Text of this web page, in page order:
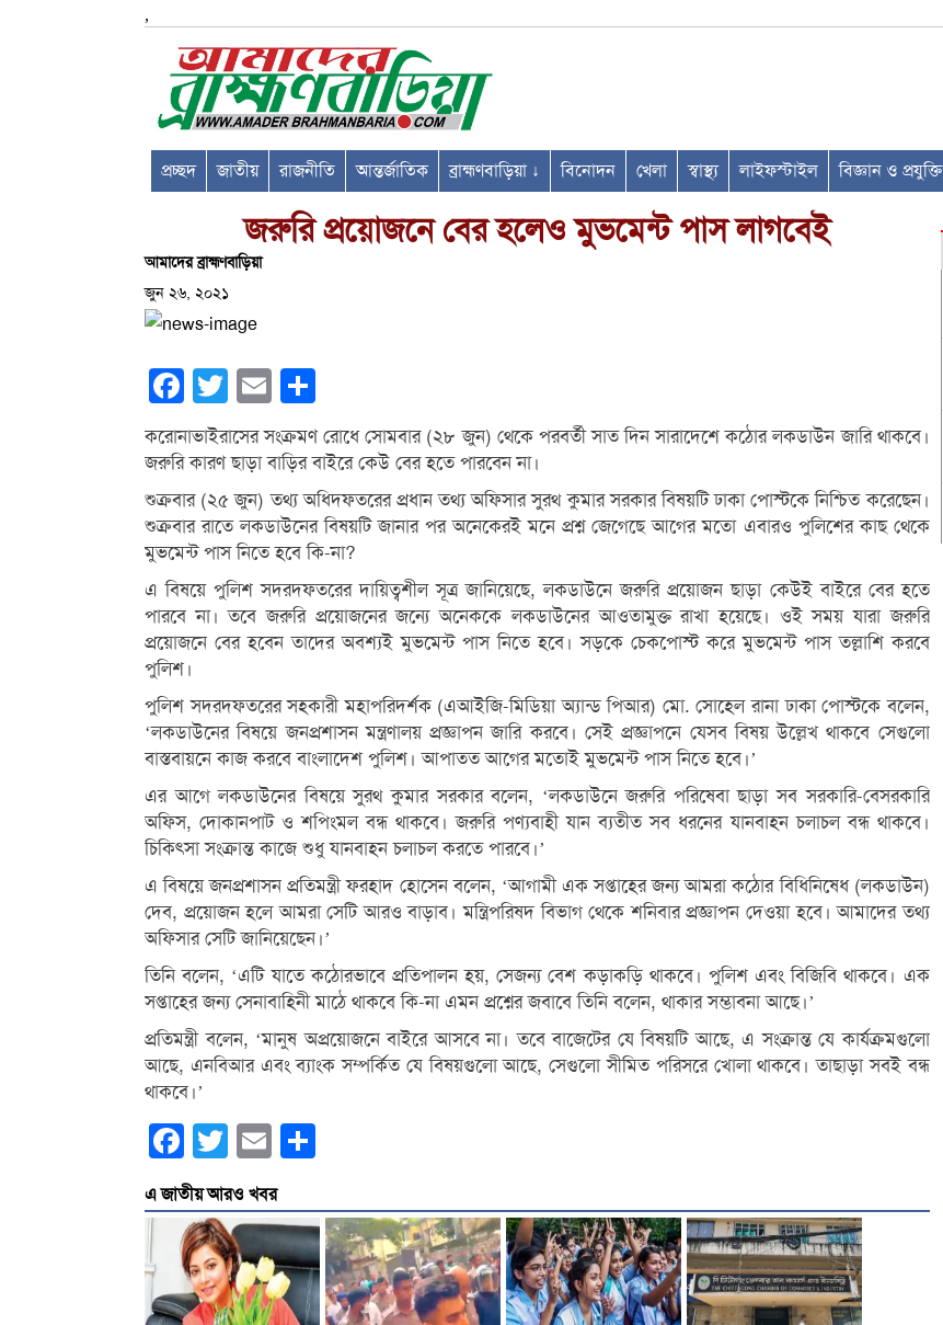
,
প্রচ্ছদ জাতীয় রাজনীতি আন্তর্জাতিক ব্রাহ্মণবাড়িয়া ↓ বিনোদন খেলা স্বাস্থ্য লাইফস্টাইল বিজ্ঞান ও প্রযুক্তি
জরুরি প্রয়োজনে বের হলেও মুভমেন্ট পাস লাগবেই
আমাদের ব্রাহ্মণবাড়িয়া
জুন ২৬, ২০২১
Facebook
Twitter Email
করোনাভাইরাসের সংক্রমণ রোধে সোমবার (২৮ জুন) থেকে পরবর্তী সাত দিন সারাদেশে কঠোর লকডাউন জারি থাকবে।
জরুরি কারণ ছাড়া বাড়ির বাইরে কেউ বের হতে পারবেন না।
শুক্রবার (২৫ জুন) তথ্য অধিদফতরের প্রধান তথ্য অফিসার সুরথ কুমার সরকার বিষয়টি ঢাকা পোস্টকে নিশ্চিত করেছেন।
শুক্রবার রাতে লকডাউনের বিষয়টি জানার পর অনেকেরই মনে প্রশ্ন জেগেছে আগের মতো এবারও পুলিশের কাছ থেকে
মুভমেন্ট পাস নিতে হবে কি-না?
এ বিষয়ে পুলিশ সদরদফতরের দায়িত্বশীল সূত্র জানিয়েছে, লকডাউনে জরুরি প্রয়োজন ছাড়া কেউই বাইরে বের হতে
পারবে না। তবে জরুরি প্রয়োজনের জন্যে অনেককে লকডাউনের আওতামুক্ত রাখা হয়েছে। ওই সময় যারা জরুরি
প্রয়োজনে বের হবেন তাদের অবশ্যই মুভমেন্ট পাস নিতে হবে। সড়কে চেকপোস্ট করে মুভমেন্ট পাস তল্লাশি করবে
পুলিশ।
পুলিশ সদরদফতরের সহকারী মহাপরিদর্শক (এআইজি-মিডিয়া অ্যান্ড পিআর) মো. সোহেল রানা ঢাকা পোস্টকে বলেন,
‘লকডাউনের বিষয়ে জনপ্রশাসন মন্ত্রণালয় প্রজ্ঞাপন জারি করবে। সেই প্রজ্ঞাপনে যেসব বিষয় উল্লেখ থাকবে সেগুলো
বাস্তবায়নে কাজ করবে বাংলাদেশ পুলিশ। আপাতত আগের মতোই মুভমেন্ট পাস নিতে হবে।’
এর আগে লকডাউনের বিষয়ে সুরথ কুমার সরকার বলেন, ‘লকডাউনে জরুরি পরিষেবা ছাড়া সব সরকারি-বেসরকারি
অফিস, দোকানপাট ও শপিংমল বন্ধ থাকবে। জরুরি পণ্যবাহী যান ব্যতীত সব ধরনের যানবাহন চলাচল বন্ধ থাকবে।
চিকিৎসা সংক্রান্ত কাজে শুধু যানবাহন চলাচল করতে পারবে।’
এ বিষয়ে জনপ্রশাসন প্রতিমন্ত্রী ফরহাদ হোসেন বলেন, ‘আগামী এক সপ্তাহের জন্য আমরা কঠোর বিধিনিষেধ (লকডাউন)
দেব, প্রয়োজন হলে আমরা সেটি আরও বাড়াব। মন্ত্রিপরিষদ বিভাগ থেকে শনিবার প্রজ্ঞাপন দেওয়া হবে। আমাদের তথ্য
অফিসার সেটি জানিয়েছেন।’
তিনি বলেন, ‘এটি যাতে কঠোরভাবে প্রতিপালন হয়, সেজন্য বেশ কড়াকড়ি থাকবে। পুলিশ এবং বিজিবি থাকবে। এক
সপ্তাহের জন্য সেনাবাহিনী মাঠে থাকবে কি-না এমন প্রশ্নের জবাবে তিনি বলেন, থাকার সম্ভাবনা আছে।’
প্রতিমন্ত্রী বলেন, ‘মানুষ অপ্রয়োজনে বাইরে আসবে না। তবে বাজেটের যে বিষয়টি আছে, এ সংক্রান্ত যে কার্যক্রমগুলো
আছে, এনবিআর এবং ব্যাংক সম্পর্কিত যে বিষয়গুলো আছে, সেগুলো সীমিত পরিসরে খোলা থাকবে। তাছাড়া সবই বন্ধ
থাকবে।’
Facebook
Twitter Email
এ জাতীয় আরও খবর